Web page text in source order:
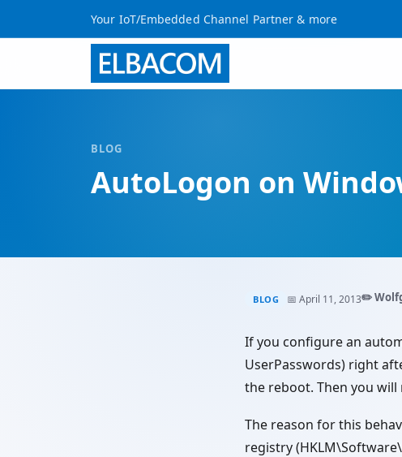
Your IoT/Embedded Channel Partner & more
BLOG
AutoLogon on
BLOG 📅 April 11, 2013✏️
If you configure an
UserPasswords) right
the reboot. Then you
The reason for this
registry